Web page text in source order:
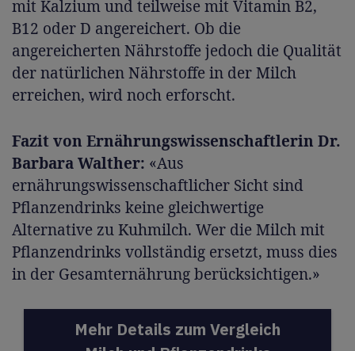
mit Kalzium und teilweise mit Vitamin B2,
B12 oder D angereichert. Ob die
angereicherten Nährstoffe jedoch die Qualität
der natürlichen Nährstoffe in der Milch
erreichen, wird noch erforscht.
Fazit von Ernährungswissenschaftlerin Dr.
Barbara Walther: «Aus
ernährungswissenschaftlicher Sicht sind
Pflanzendrinks keine gleichwertige
Alternative zu Kuhmilch. Wer die Milch mit
Pflanzendrinks vollständig ersetzt, muss dies
in der Gesamternährung berücksichtigen.»
Mehr Details zum Vergleich